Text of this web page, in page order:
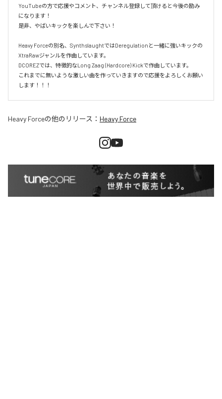
YouTubeの方で応援やコメント、チャンネル登録して頂けると今後の励み
になります！
是非、やばいキックを楽しんで下さい！
Heavy Forceの別名、SynthslaughtではDeregulationと一緒に強いキックの
XtraRawジャンルを作曲しています。
DCOREZでは、特徴的なLong Zaag (Hardcore) Kickで作曲しています。
これまでに無いような激しい曲を作っていきますので応援をよろしくお願い
します！！！
Heavy Forceの他のリリース： Heavy Force